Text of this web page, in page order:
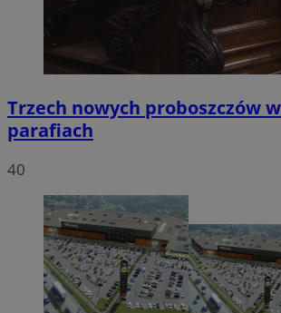
Trzech nowych proboszczów
parafiach
40